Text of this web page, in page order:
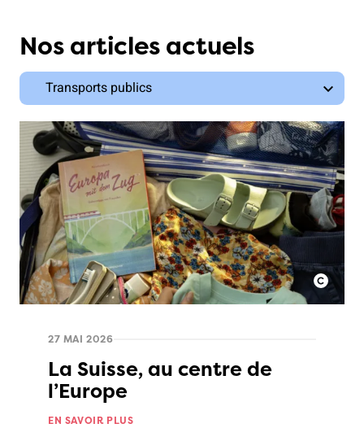
Nos articles actuels
27 MAI 2026
La Suisse, au centre de
l’Europe
EN SAVOIR PLUS